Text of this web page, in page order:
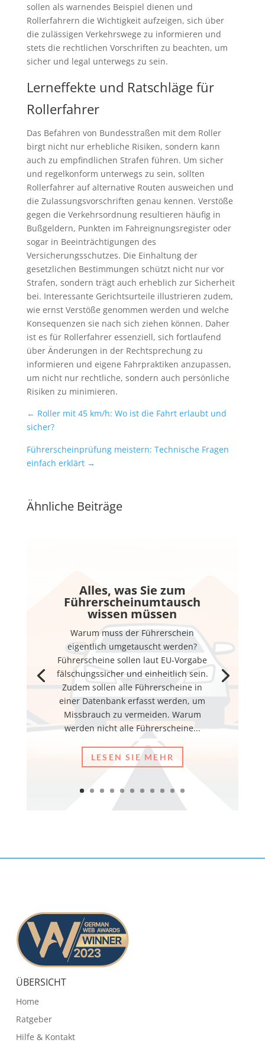
sollen als warnendes Beispiel dienen und
Rollerfahrern die Wichtigkeit aufzeigen, sich über
die zulässigen Verkehrswege zu informieren und
stets die rechtlichen Vorschriften zu beachten, um
sicher und legal unterwegs zu sein.
Lerneffekte und Ratschläge für
Rollerfahrer
Das Befahren von Bundesstraßen mit dem Roller
birgt nicht nur erhebliche Risiken, sondern kann
auch zu empfindlichen Strafen führen. Um sicher
und regelkonform unterwegs zu sein, sollten
Rollerfahrer auf alternative Routen ausweichen und
die Zulassungsvorschriften genau kennen. Verstöße
gegen die Verkehrsordnung resultieren häufig in
Bußgeldern, Punkten im Fahreignungsregister oder
sogar in Beeinträchtigungen des
Versicherungsschutzes. Die Einhaltung der
gesetzlichen Bestimmungen schützt nicht nur vor
Strafen, sondern trägt auch erheblich zur Sicherheit
bei. Interessante Gerichtsurteile illustrieren zudem,
wie ernst Verstöße genommen werden und welche
Konsequenzen sie nach sich ziehen können. Daher
ist es für Rollerfahrer essenziell, sich fortlaufend
über Änderungen in der Rechtsprechung zu
informieren und eigene Fahrpraktiken anzupassen,
um nicht nur rechtliche, sondern auch persönliche
Risiken zu minimieren.
← Roller mit 45 km/h: Wo ist die Fahrt erlaubt und
sicher?
Führerscheinprüfung meistern: Technische Fragen
einfach erklärt→
Ähnliche Beiträge
Alles, was Sie zum
Führerscheinumtausch
wissen müssen
Warum muss der Führerschein
eigentlich umgetauscht werden?
Führerscheine sollen laut EU-Vorgabe
fälschungssicher und einheitlich sein.
Zudem sollen alle Führerscheine in
einer Datenbank erfasst werden, um
Missbrauch zu vermeiden. Warum
werden nicht alle Führerscheine...
LESEN SIE MEHR
ÜBERSICHT
Home
Ratgeber
Hilfe & Kontakt